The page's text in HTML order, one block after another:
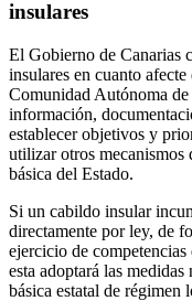
insulares
El Gobierno de Canarias
insulares en cuanto
Comunidad Autónoma
información,
establecer objetivos y
utilizar otros mecanismos
básica del Estado.
Si un cabildo insular
directamente por ley, de
ejercicio de
esta adoptará las
básica estatal de régimen